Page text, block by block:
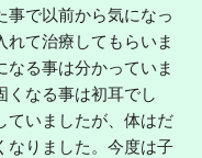
事で以前から気になっ
て治療してもらいま
なる事は分かっていま
くなる事は初耳でし
ていましたが、体はだ
なりました。今度は子